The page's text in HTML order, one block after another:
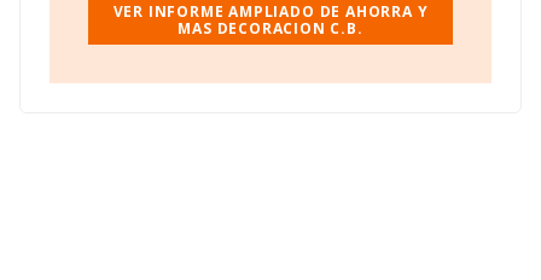
VER INFORME AMPLIADO DE AHORRA Y
MAS DECORACION C.B.